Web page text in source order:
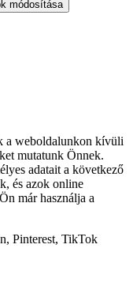
módosítása
a weboldalunkon kívüli
mutatunk Önnek.
adatait a következő
és azok online
már használja a
Pinterest, TikTok